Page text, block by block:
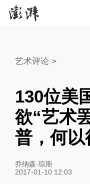
艺术评论 >
130位美
欲“艺术
普，何以
乔纳森·琼斯
2017-01-10 12:03